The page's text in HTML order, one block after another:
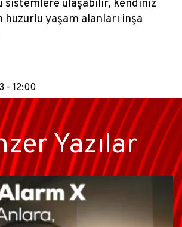
sistemlere ulaşabilir, kendiniz
huzurlu yaşam alanları inşa
- 12:00
Yazılar